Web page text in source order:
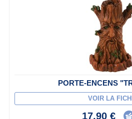
PORTE-ENCENS
VOIR LA
17,90 €